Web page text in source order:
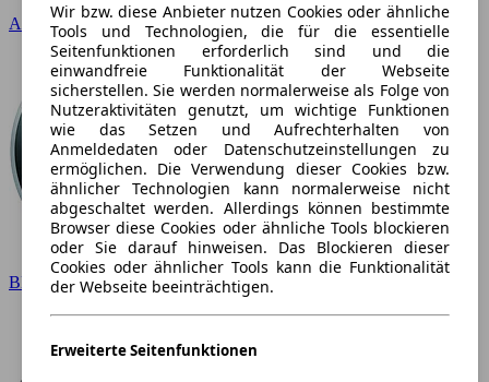
Audi
BMW
Wir bzw. diese Anbieter nutzen Cookies oder ähnliche
Tools und Technologien, die für die essentielle
Seitenfunktionen erforderlich sind und die
einwandfreie Funktionalität der Webseite
sicherstellen. Sie werden normalerweise als Folge von
Nutzeraktivitäten genutzt, um wichtige Funktionen
wie das Setzen und Aufrechterhalten von
Anmeldedaten oder Datenschutzeinstellungen zu
ermöglichen. Die Verwendung dieser Cookies bzw.
ähnlicher Technologien kann normalerweise nicht
abgeschaltet werden. Allerdings können bestimmte
Browser diese Cookies oder ähnliche Tools blockieren
oder Sie darauf hinweisen. Das Blockieren dieser
Cookies oder ähnlicher Tools kann die Funktionalität
der Webseite beeinträchtigen.
Erweiterte Seitenfunktionen